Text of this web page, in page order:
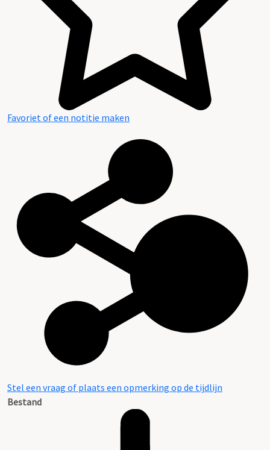
Favoriet of een notitie maken
Stel een vraag of plaats een opmerking op de tijdlijn
Bestand